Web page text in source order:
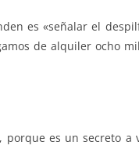
es «señalar el
de alquiler ocho
es un secreto a